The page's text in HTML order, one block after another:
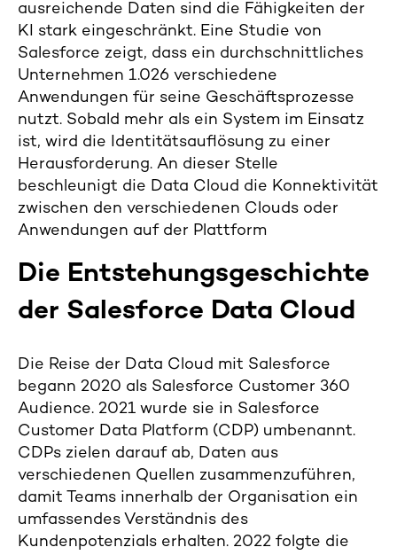
ausreichende Daten sind die Fähigkeiten der
KI stark eingeschränkt. Eine Studie von
Salesforce zeigt, dass ein durchschnittliches
Unternehmen 1.026 verschiedene
Anwendungen für seine Geschäftsprozesse
nutzt. Sobald mehr als ein System im Einsatz
ist, wird die Identitätsauflösung zu einer
Herausforderung. An dieser Stelle
beschleunigt die Data Cloud die Konnektivität
zwischen den verschiedenen Clouds oder
Anwendungen auf der Plattform
Die Entstehungsgeschichte
der Salesforce Data Cloud
Die Reise der Data Cloud mit Salesforce
begann 2020 als Salesforce Customer 360
Audience. 2021 wurde sie in Salesforce
Customer Data Platform (CDP) umbenannt.
CDPs zielen darauf ab, Daten aus
verschiedenen Quellen zusammenzuführen,
damit Teams innerhalb der Organisation ein
umfassendes Verständnis des
Kundenpotenzials erhalten. 2022 folgte die